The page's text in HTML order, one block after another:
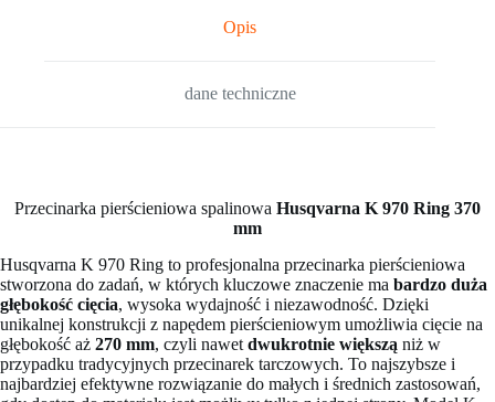
Opis
dane techniczne
Przecinarka pierścieniowa spalinowa Husqvarna K 970 Ring 370
mm
Husqvarna K 970 Ring to profesjonalna przecinarka pierścieniowa
stworzona do zadań, w których kluczowe znaczenie ma bardzo duża
głębokość cięcia, wysoka wydajność i niezawodność. Dzięki
unikalnej konstrukcji z napędem pierścieniowym umożliwia cięcie na
głębokość aż 270 mm, czyli nawet dwukrotnie większą niż w
przypadku tradycyjnych przecinarek tarczowych. To najszybsze i
najbardziej efektywne rozwiązanie do małych i średnich zastosowań,